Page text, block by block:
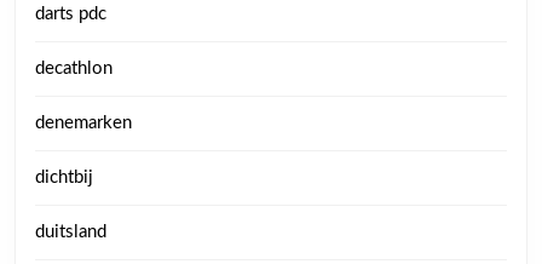
darts pdc
decathlon
denemarken
dichtbij
duitsland